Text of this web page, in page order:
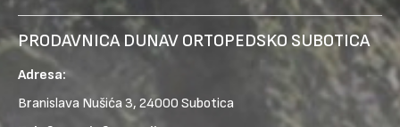
PRODAVNICA DUNAV ORTOPEDSKO SUBOTICA
Adresa:
Branislava Nušića 3, 24000 Subotica